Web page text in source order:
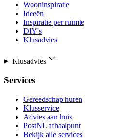
Wooninspiratie
Ideeën
Inspiratie per ruimte
DIY's
Klusadvies
Klusadvies
Services
Gereedschap huren
Klusservice
Advies aan huis
PostNL afhaalpunt
Bekijk alle services